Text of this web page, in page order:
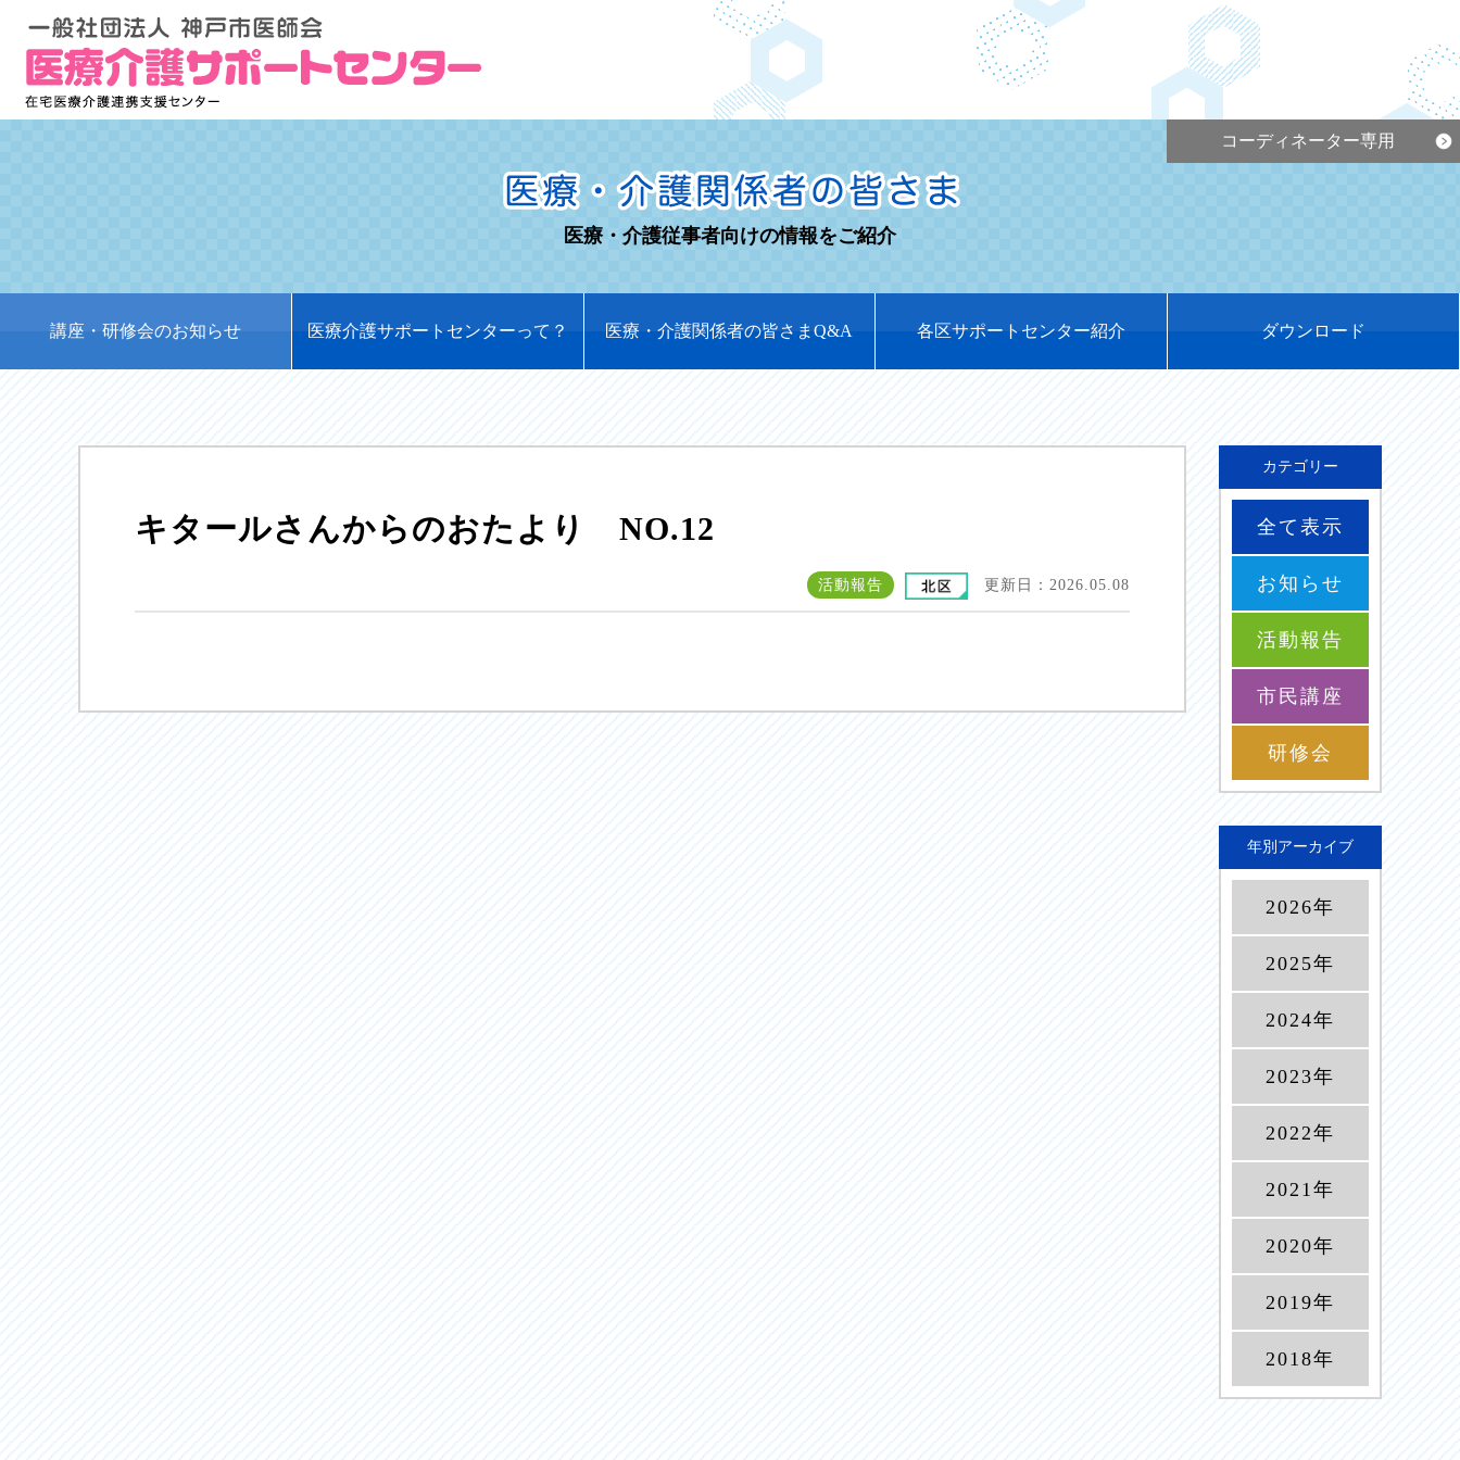
医療・介護従事者向けの情報をご紹介
講座・研修会のお知らせ 医療介護サポートセンターって？ 医療・介護関係者の皆さまQ&A 各区サポートセンター紹介 ダウンロード
コーディネーター専用
キタールさんからのおたより NO.12
活動報告 更新日：2026.05.08
カテゴリー
全て表示
お知らせ
活動報告
市民講座
研修会
年別アーカイブ
2026年
2025年
2024年
2023年
2022年
2021年
2020年
2019年
2018年